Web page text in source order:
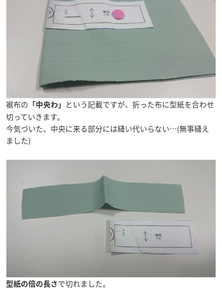
裾布の 「中央わ」
という記載ですが、折った布に型紙を合わせ
切っていきます。
今気づいた、中央に来る部分には縫い代いらない…(無事縫え
ました)
型紙の倍の長さ で切れました。